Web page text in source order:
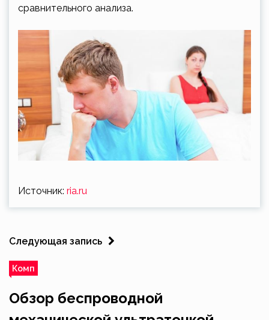
сравнительного анализа.
Источник: ria.ru
Следующая запись
Комп
Обзор беспроводной